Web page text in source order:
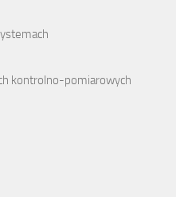
kontrolno-pomiarowych